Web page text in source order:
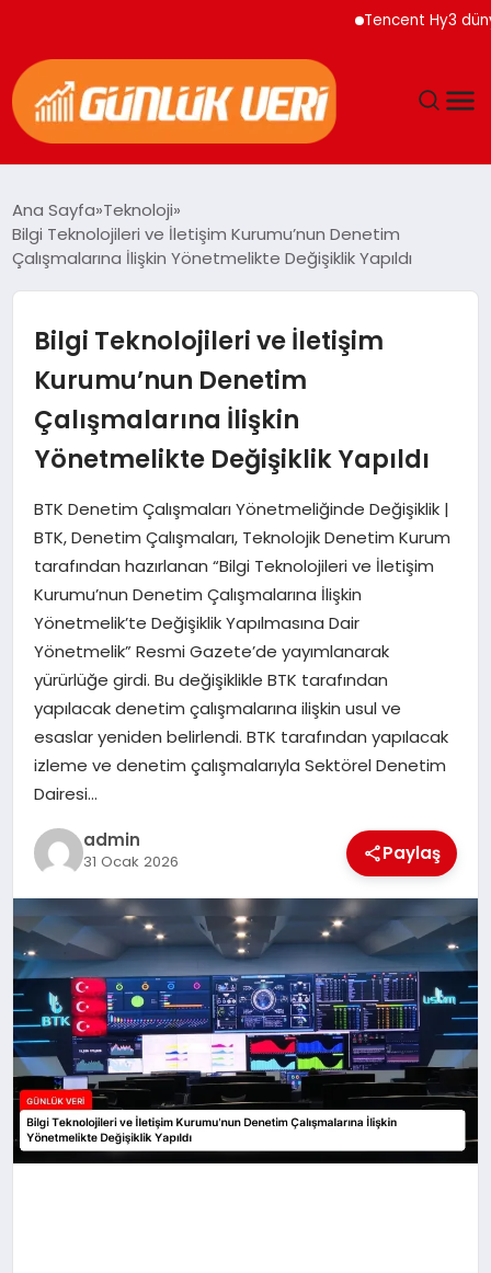
Tencent Hy3 dünya
GÜNDEM
EĞITIM
EKONOMI
SPOR
TEKNOLOJI
Ana Sayfa Teknoloji
Bilgi Teknolojileri ve İletişim Kurumu’nun Denetim
Çalışmalarına İlişkin Yönetmelikte Değişiklik Yapıldı
Bilgi Teknolojileri ve İletişim
Kurumu’nun Denetim
Çalışmalarına İlişkin
Yönetmelikte Değişiklik Yapıldı
BTK Denetim Çalışmaları Yönetmeliğinde Değişiklik |
BTK, Denetim Çalışmaları, Teknolojik Denetim Kurum
tarafından hazırlanan “Bilgi Teknolojileri ve İletişim
Kurumu’nun Denetim Çalışmalarına İlişkin
Yönetmelik’te Değişiklik Yapılmasına Dair
Yönetmelik” Resmi Gazete’de yayımlanarak
yürürlüğe girdi. Bu değişiklikle BTK tarafından
yapılacak denetim çalışmalarına ilişkin usul ve
esaslar yeniden belirlendi. BTK tarafından yapılacak
izleme ve denetim çalışmalarıyla Sektörel Denetim
Dairesi…
admin
31 Ocak 2026 Paylaş